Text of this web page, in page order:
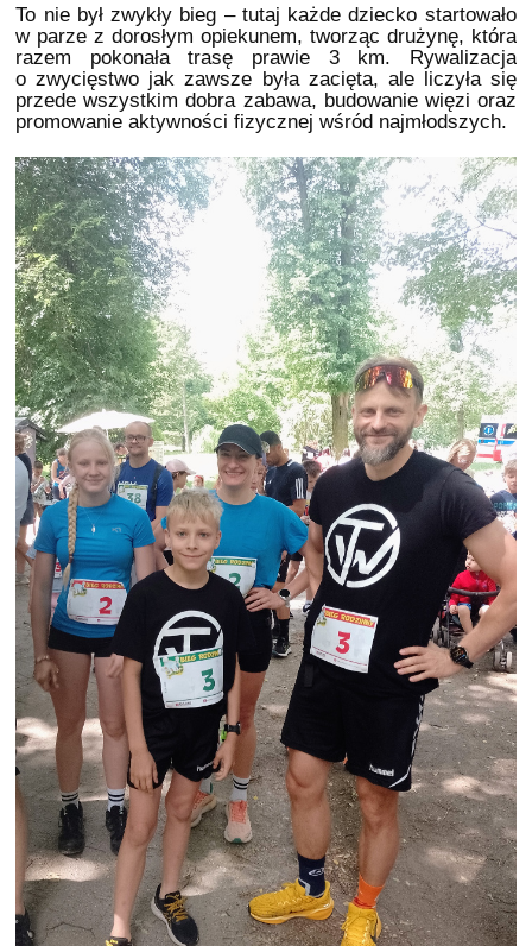
To nie był zwykły bieg – tutaj każde dziecko startowało
w parze z dorosłym opiekunem, tworząc drużynę, która
razem pokonała trasę prawie 3 km. Rywalizacja
o zwycięstwo jak zawsze była zacięta, ale liczyła się
przede wszystkim dobra zabawa, budowanie więzi oraz
promowanie aktywności fizycznej wśród najmłodszych.